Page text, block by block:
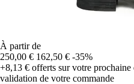
À partir de
250,00 € 162,50 € -35%
+8,13 € offerts sur votre prochaine
validation de votre commande